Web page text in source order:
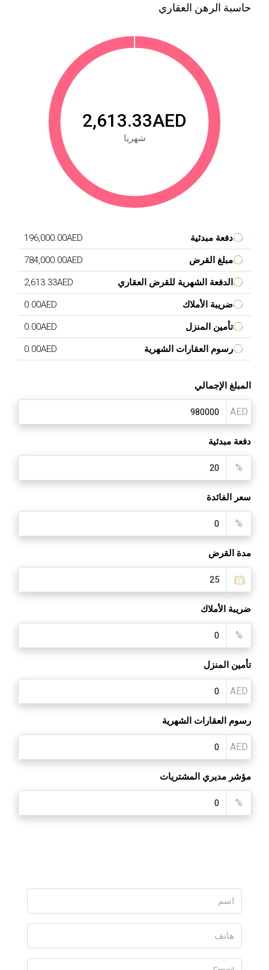
حاسبة الرهن العقاري
2,613.33AED
شهريا
دفعة مبدئية 196,000.00AED
مبلغ القرض 784,000.00AED
الدفعة الشهرية للقرض العقاري 2,613.33AED
ضريبة الأملاك 0.00AED
تأمين المنزل 0.00AED
رسوم العقارات الشهرية 0.00AED
المبلغ الإجمالي
AED
دفعة مبدئية
%
سعر الفائدة
%
مدة القرض
ضريبة الأملاك
%
تأمين المنزل
AED
رسوم العقارات الشهرية
AED
مؤشر مديري المشتريات
%